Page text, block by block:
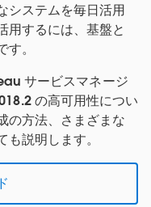
システムを毎日活用
用するには、基盤と
。
サービスマネージ
の高可用性につい
の方法、さまざまな
説明します。